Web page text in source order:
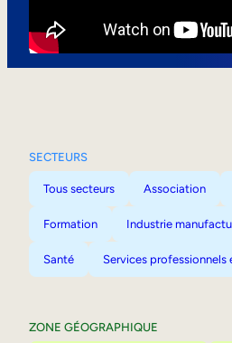
SECTEURS
Tous secteurs Association
Formation Industrie
Santé Services professionnels
ZONE GÉOGRAPHIQUE